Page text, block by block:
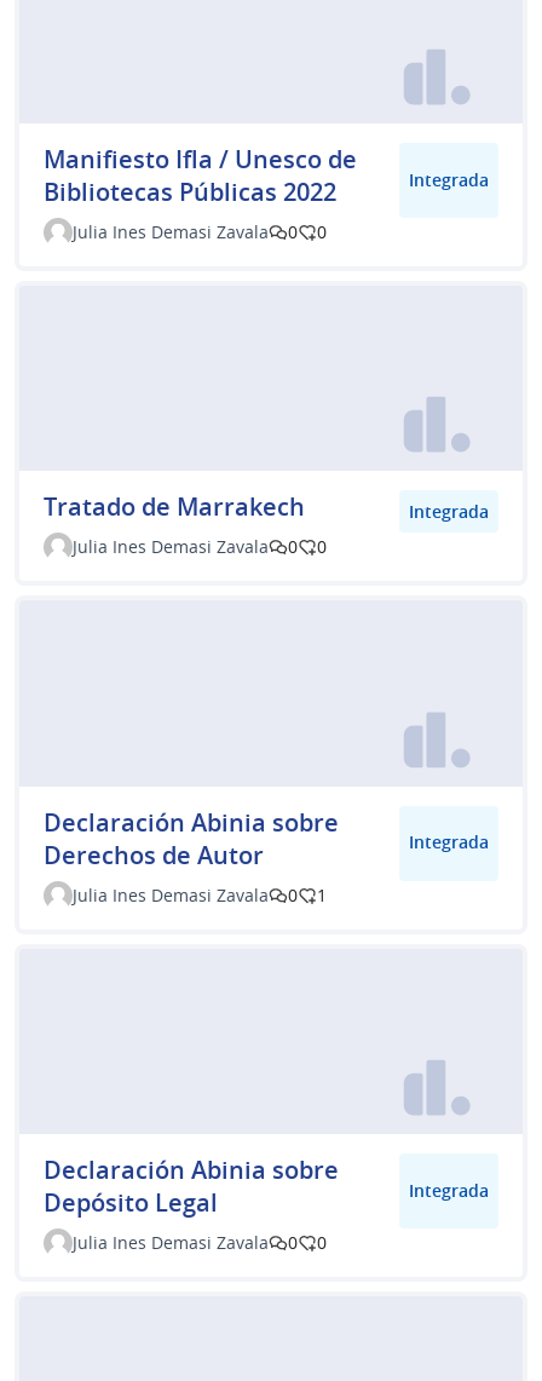
Manifiesto Ifla / Unesco de
Bibliotecas Públicas 2022
Integrada
Julia Ines Demasi Zavala 0 0
Tratado de Marrakech
Integrada
Julia Ines Demasi Zavala
0 0
Declaración Abinia sobre
Derechos de Autor
Integrada
Julia Ines Demasi Zavala 0 1
Declaración Abinia sobre
Depósito Legal
Integrada
Julia Ines Demasi Zavala 0 0